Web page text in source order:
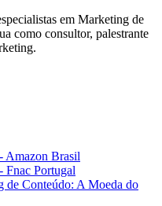
em Marketing de
como consultor, palestrante
Amazon Brasil
Fnac Portugal
Conteúdo: A Moeda do